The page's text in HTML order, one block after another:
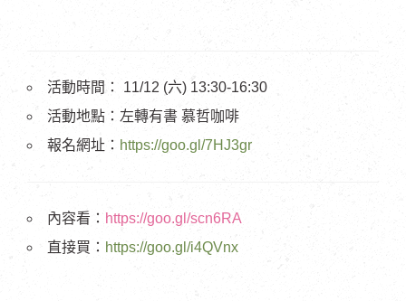
活動時間： 11/12 (六) 13:30-16:30
活動地點：左轉有書 慕哲咖啡
報名網址： https://goo.gl/7HJ3gr
內容看： https://goo.gl/scn6RA
直接買： https://goo.gl/i4QVnx